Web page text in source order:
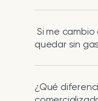
Si me cambio
quedar sin
¿Qué